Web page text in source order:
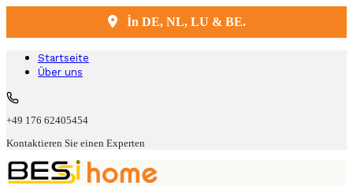
Kostenlose Lieferung und Montage
İn DE, NL, LU & BE.
Startseite
Über uns
+49 176 62405454
Kontaktieren Sie einen Experten